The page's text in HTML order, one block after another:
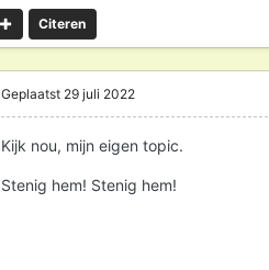
Citeren
Geplaatst 29 juli 2022
Kijk nou, mijn eigen topic.
Stenig hem! Stenig hem!